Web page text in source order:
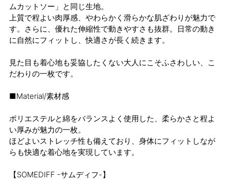
ムカットソー」と同じ生地。
上質で程よい肉厚感、やわらかく滑らかな肌ざわりが魅力で
す。さらに、優れた伸縮性で動きやすさも抜群。日常の動き
に自然にフィットし、快適さが長く続きます。
見た目も着心地も妥協したくない大人にこそふさわしい、こ
だわりの一枚です。
■Material/素材感
ポリエステルと綿をバランスよく使用した、柔らかさと程よ
い厚みが魅力の一枚。
ほどよいストレッチ性も備えており、身体にフィットしなが
らも快適な着心地を実現しています。
【SOMEDIFF -サムディフ-】